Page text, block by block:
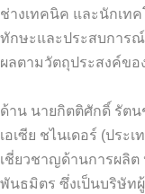
ช่างเทคนิค และนักเท
ทักษะและประสบการ
ผลตามวัตถุประสงค์ขอ
ด้าน นายกิตติศักดิ์ รัต
เอเซีย ชไนเดอร์ (ประ
เชี่ยวชาญด้านการผลิต
พันธมิตร ซึ่งเป็นบริษัท